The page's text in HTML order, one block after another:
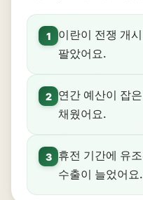
1
이란이 전쟁 개
팔았어요.
2
연간 예산이 잡
채웠어요.
3
휴전 기간에 유
수출이 늘었어요.